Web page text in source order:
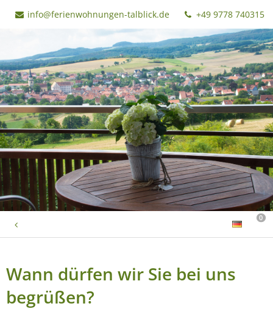
info@ferienwohnungen-talblick.de +49 9778 740315
0
Wann dürfen wir Sie bei uns
begrüßen?